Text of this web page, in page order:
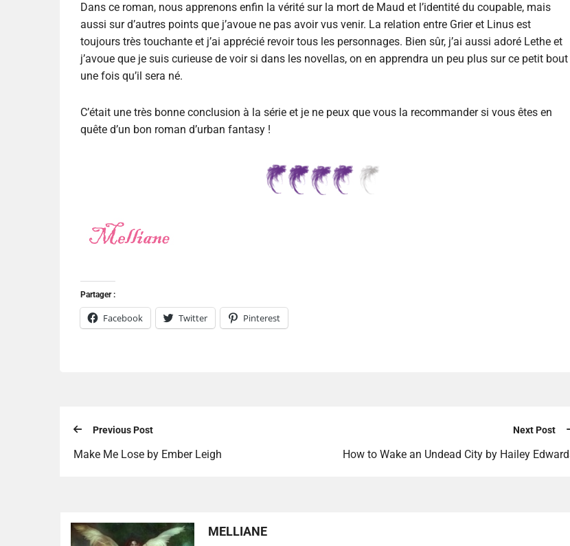
Dans ce roman, nous apprenons enfin la vérité sur la mort de Maud et l’identité du coupable, mais
aussi sur d’autres points que j’avoue ne pas avoir vus venir. La relation entre Grier et Linus est
toujours très touchante et j’ai apprécié revoir tous les personnages. Bien sûr, j’ai aussi adoré Lethe et
j’avoue que je suis curieuse de voir si dans les novellas, on en apprendra un peu plus sur ce petit bout
une fois qu’il sera né.
C’était une très bonne conclusion à la série et je ne peux que vous la recommander si vous êtes en
quête d’un bon roman d’urban fantasy !
Partager :
Facebook Twitter Pinterest
Previous Post
Make Me Lose by Ember Leigh
Next Post
How to Wake an Undead City by Hailey
MELLIANE